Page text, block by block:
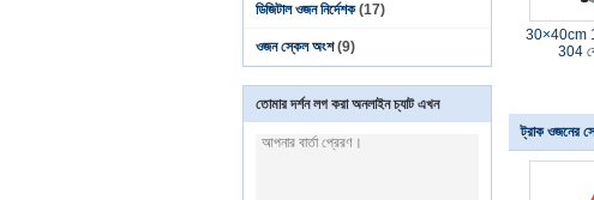
ডিজিটাল ওজন নির্দেশক (17)
ওজন স্কেল অংশ (9)
তোমার দর্শন লগ করা অনলাইন চ্যাট এখন
30×40cm
304
ট্রাক ওজনের